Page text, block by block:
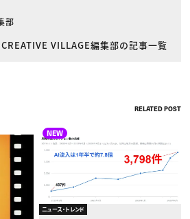
部
CREATIVE VILLAGE編集部の記事一覧
RELATED POST
NEW
ニュース・トレンド